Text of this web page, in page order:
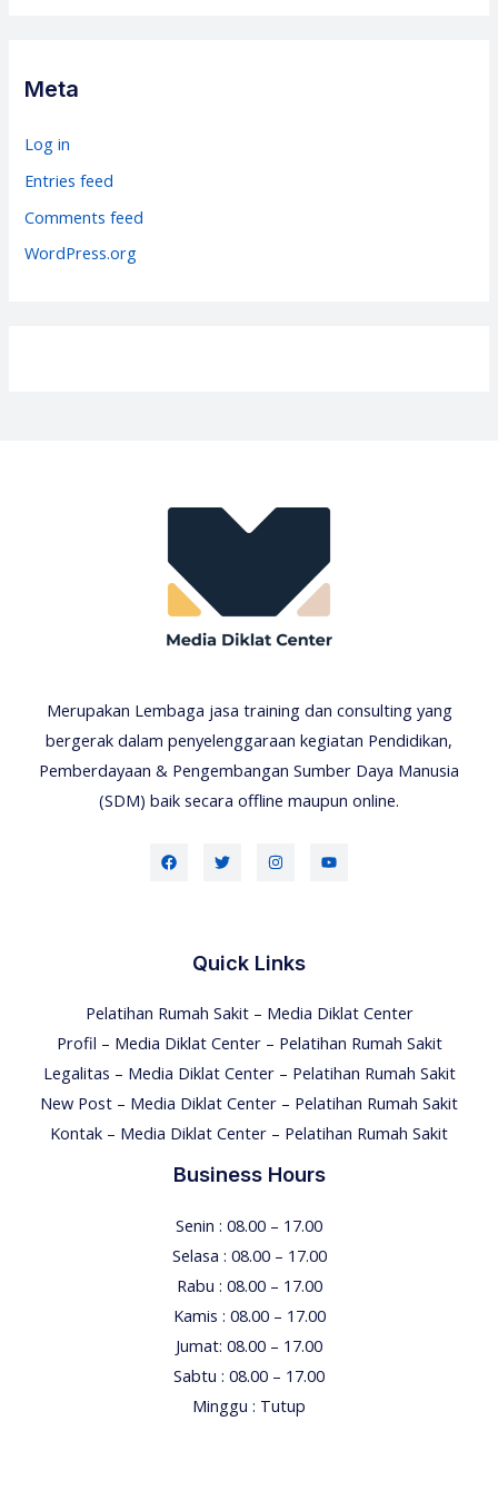
g
r
i
Meta
Log in
Entries feed
Comments feed
WordPress.org
Merupakan Lembaga jasa training dan consulting yang
bergerak dalam penyelenggaraan kegiatan Pendidikan,
Pemberdayaan & Pengembangan Sumber Daya Manusia
(SDM) baik secara offline maupun online.
Quick Links
Pelatihan Rumah Sakit – Media Diklat Center
Profil – Media Diklat Center – Pelatihan Rumah Sakit
Legalitas – Media Diklat Center – Pelatihan Rumah Sakit
New Post – Media Diklat Center – Pelatihan Rumah Sakit
Kontak – Media Diklat Center – Pelatihan Rumah Sakit
Business Hours
Senin : 08.00 – 17.00
Selasa : 08.00 – 17.00
Rabu : 08.00 – 17.00
Kamis : 08.00 – 17.00
Jumat: 08.00 – 17.00
Sabtu : 08.00 – 17.00
Minggu : Tutup